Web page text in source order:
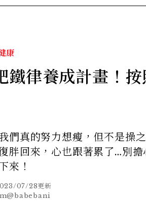
康
鐵律養成計畫！
們真的努力想瘦，但不是操
胖回來，心也跟著累了…別
來！
07/28更新